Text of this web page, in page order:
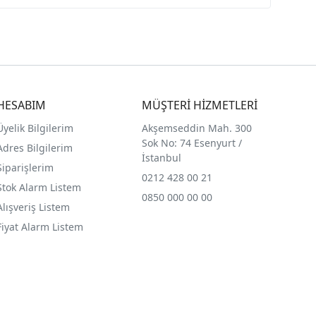
Bilgilerim
Bilgilerim
Alarm Listem
Listem
Alarm Listem
MÜŞTERİ HİZMETLERİ
Akşemseddin Mah. 300
Sok No: 74 Esenyurt /
İstanbul
0212 428 00 21
0850 000 00 00